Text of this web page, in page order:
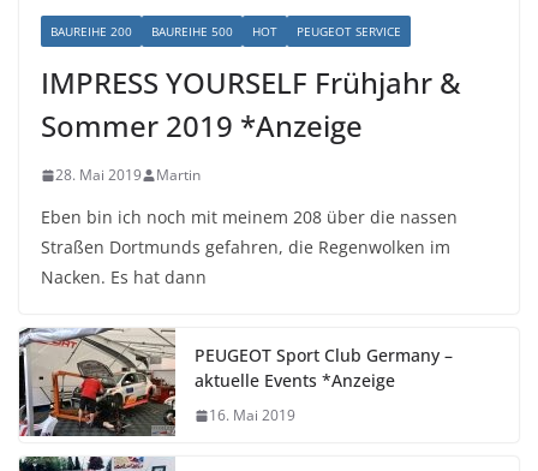
BAUREIHE 200 BAUREIHE 500 HOT PEUGEOT SERVICE
IMPRESS YOURSELF Frühjahr &
Sommer 2019 *Anzeige
28. Mai 2019 Martin
Eben bin ich noch mit meinem 208 über die nassen
Straßen Dortmunds gefahren, die Regenwolken im
Nacken. Es hat dann
PEUGEOT Sport Club Germany –
aktuelle Events *Anzeige
16. Mai 2019